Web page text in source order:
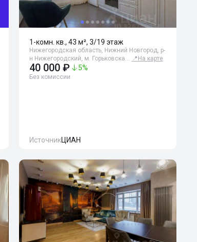
1-комн. кв., 43 м², 3/19 этаж
Нижегородская область, Нижний Новгород, р-
н Нижегородский, м. Горьковска… 📍 На карте
40 000 ₽ 5%
Без комиссии
ИсточникЦИАН